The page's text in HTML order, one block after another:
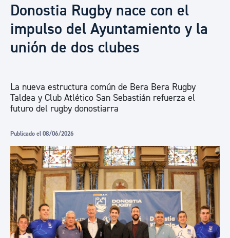
Donostia Rugby nace con el
impulso del Ayuntamiento y la
unión de dos clubes
La nueva estructura común de Bera Bera Rugby
Taldea y Club Atlético San Sebastián refuerza el
futuro del rugby donostiarra
Publicado el 08/06/2026